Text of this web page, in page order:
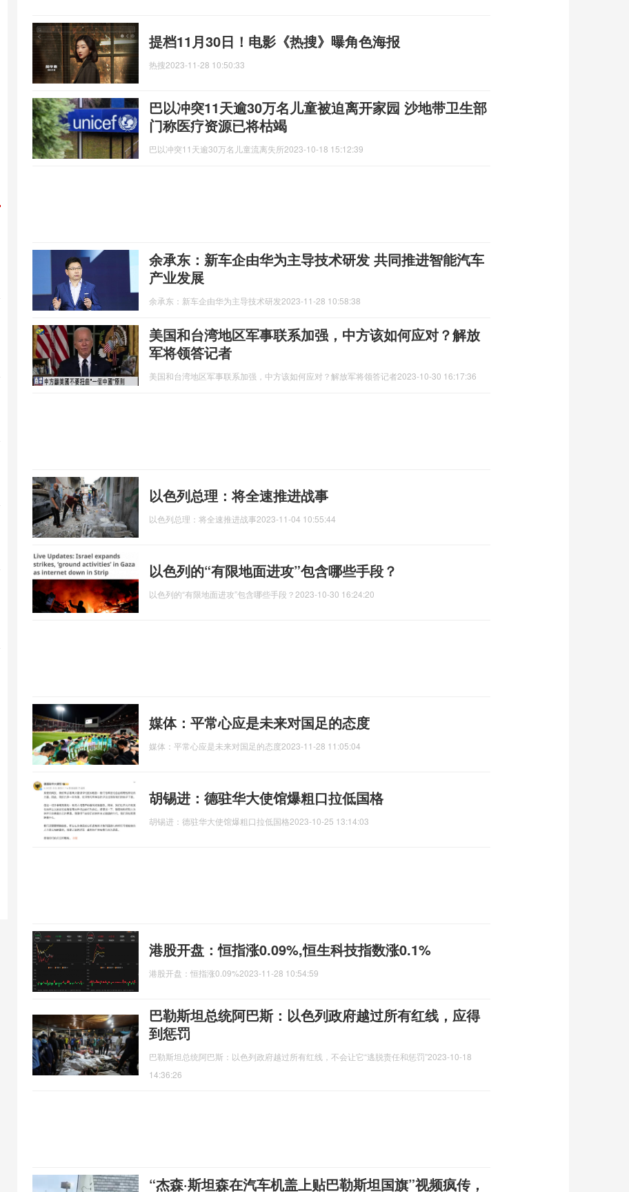
提档11月30日！电影《热搜》曝角色海报
热搜2023-11-28 10:50:33
巴以冲突11天逾30万名儿童被迫离开家园 沙地带卫生部
门称医疗资源已将枯竭
巴以冲突11天逾30万名儿童流离失所2023-10-18 15:12:39
余承东：新车企由华为主导技术研发 共同推进智能汽车
产业发展
余承东：新车企由华为主导技术研发2023-11-28 10:58:38
美国和台湾地区军事联系加强，中方该如何应对？解放
军将领答记者
美国和台湾地区军事联系加强，中方该如何应对？解放军将领答记者2023-10-30 16:17:36
以色列总理：将全速推进战事
以色列总理：将全速推进战事2023-11-04 10:55:44
以色列的“有限地面进攻”包含哪些手段？
以色列的“有限地面进攻”包含哪些手段？ 2023-10-30 16:24:20
媒体：平常心应是未来对国足的态度
媒体：平常心应是未来对国足的态度2023-11-28 11:05:04
胡锡进：德驻华大使馆爆粗口拉低国格
胡锡进：德驻华大使馆爆粗口拉低国格2023-10-25 13:14:03
港股开盘：恒指涨0.09%,恒生科技指数涨0.1%
港股开盘：恒指涨0.09%2023-11-28 10:54:59
巴勒斯坦总统阿巴斯：以色列政府越过所有红线，应得
到惩罚
​巴勒斯坦总统阿巴斯：以色列政府越过所有红线，不会让它“逃脱责任和惩罚”2023-10-18
14:36:26
“杰森·斯坦森在汽车机盖上贴巴勒斯坦国旗”视频疯传，